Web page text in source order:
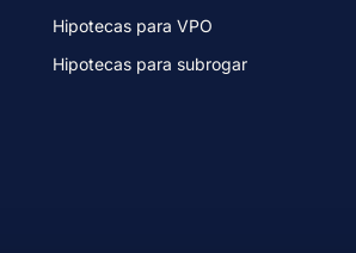
Hipotecas para VPO
Hipotecas para subrogar